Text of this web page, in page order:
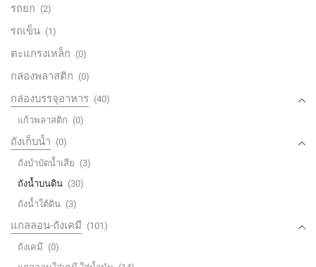
รถยก (2)
รถเข็น (1)
ตะแกรงเหล็ก (0)
กล่องพลาสติก (0)
กล่องบรรจุอาหาร (40)
แก้วพลาสติก (0)
ถังเก็บน้ำ (0)
ถังบำบัดน้ำเสีย (3)
ถังน้ำบนดิน (30)
ถังน้ำใต้ดิน (3)
แกลลอน-ถังเคมี (101)
ถังเคมี (0)